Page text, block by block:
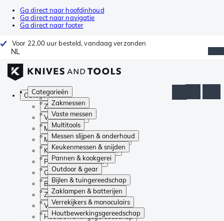
Ga direct naar hoofdinhoud
Ga direct naar navigatie
Ga direct naar footer
Voor 22.00 uur besteld, vandaag verzonden
NL
Categorieën
Zakmessen
Vaste messen
Multitools
Messen slijpen & onderhoud
Keukenmessen & snijden
Pannen & kookgerei
Outdoor & gear
Bijlen & tuingereedschap
Zaklampen & batterijen
Verrekijkers & monoculairs
Houtbewerkingsgereedschap
Categorieën
Zakmessen
Vaste messen
Multitools
Messen slijpen & onderhoud
Keukenmessen & snijden
Pannen & kookgerei
Outdoor & gear
Bijlen & tuingereedschap
Zaklampen & batterijen
Verrekijkers & monoculairs
Houtbewerkingsgereedschap